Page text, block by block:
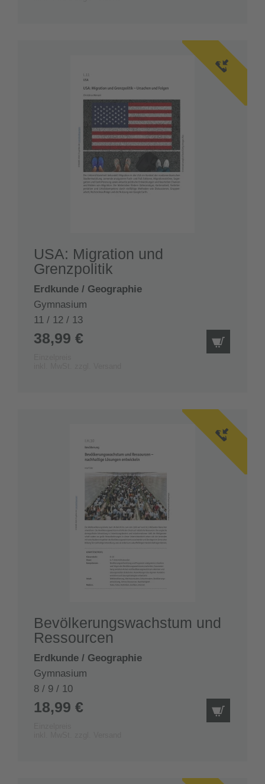
USA: Migration und
Grenzpolitik
Erdkunde / Geographie
Gymnasium
11 / 12 / 13
38,99 €
IN DEN
Bevölkerungswachstum und
Ressourcen
Erdkunde / Geographie
Gymnasium
8 / 9 / 10
18,99 €
IN DEN